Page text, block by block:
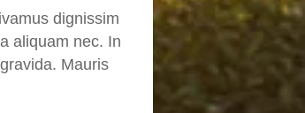
dignissim
aliquam nec. In
Mauris